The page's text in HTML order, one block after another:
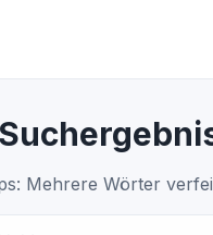
Mehrere Wörter